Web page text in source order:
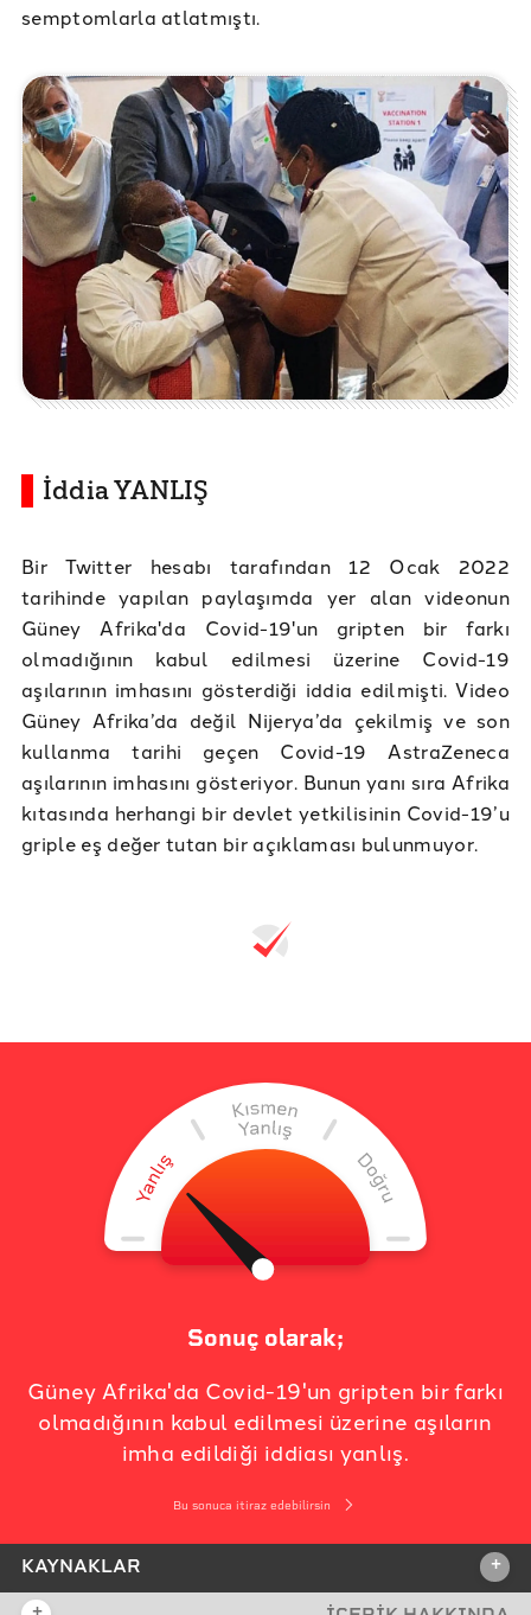
semptomlarla atlatmıştı.
İddia YANLIŞ
Bir Twitter hesabı tarafından 12 Ocak 2022
tarihinde yapılan paylaşımda yer alan videonun
Güney Afrika'da Covid-19'un gripten bir farkı
olmadığının kabul edilmesi üzerine Covid-19
aşılarının imhasını gösterdiği iddia edilmişti. Video
Güney Afrika’da değil Nijerya’da çekilmiş ve son
kullanma tarihi geçen Covid-19 AstraZeneca
aşılarının imhasını gösteriyor. Bunun yanı sıra Afrika
kıtasında herhangi bir devlet yetkilisinin Covid-19’u
griple eş değer tutan bir açıklaması bulunmuyor.
Sonuç olarak;
Güney Afrika'da Covid-19'un gripten bir farkı
olmadığının kabul edilmesi üzerine aşıların
imha edildiği iddiası yanlış.
Bu sonuca itiraz edebilirsin
KAYNAKLAR +